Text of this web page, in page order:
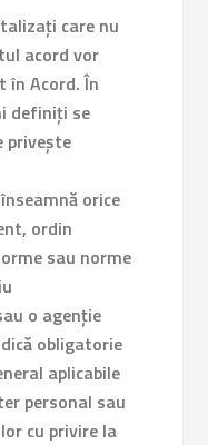
care nu
acord vor
în Acord. În
definiți se
privește
orice
ordin
sau norme
o agenție
obligatorie
aplicabile
personal sau
cu privire la